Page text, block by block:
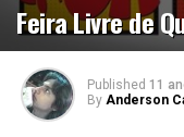
Feira Livre de
Published 11
By Anderson